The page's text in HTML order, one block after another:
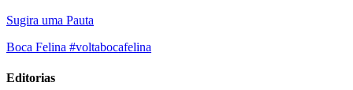
Sugira uma Pauta
Boca Felina #voltabocafelina
Editorias